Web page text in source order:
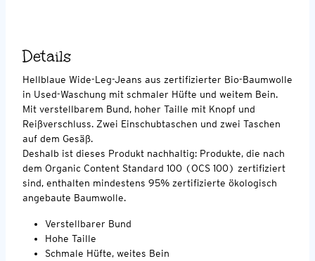
Details
Hellblaue Wide-Leg-Jeans aus zertifizierter Bio-Baumwolle
in Used-Waschung mit schmaler Hüfte und weitem Bein.
Mit verstellbarem Bund, hoher Taille mit Knopf und
Reißverschluss. Zwei Einschubtaschen und zwei Taschen
auf dem Gesäß.
Deshalb ist dieses Produkt nachhaltig: Produkte, die nach
dem Organic Content Standard 100 (OCS 100) zertifiziert
sind, enthalten mindestens 95% zertifizierte ökologisch
angebaute Baumwolle.
Verstellbarer Bund
Hohe Taille
Schmale Hüfte, weites Bein